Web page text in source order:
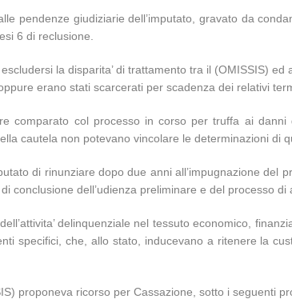
pendenze giudiziarie dell’imputato, gravato da
6 di reclusione.
la disparita’ di trattamento tra il (OMISSIS)
erano stati scarcerati per scadenza dei relativi
comparato col processo in corso per truffa ai
cautela non potevano vincolare le determinazioni di
di rinunziare dopo due anni all’impugnazione
conclusione dell’udienza preliminare e del processo
delinquenziale nel tessuto economico,
specifici, che, allo stato, inducevano a ritenere la
proponeva ricorso per Cassazione, sotto i seguenti